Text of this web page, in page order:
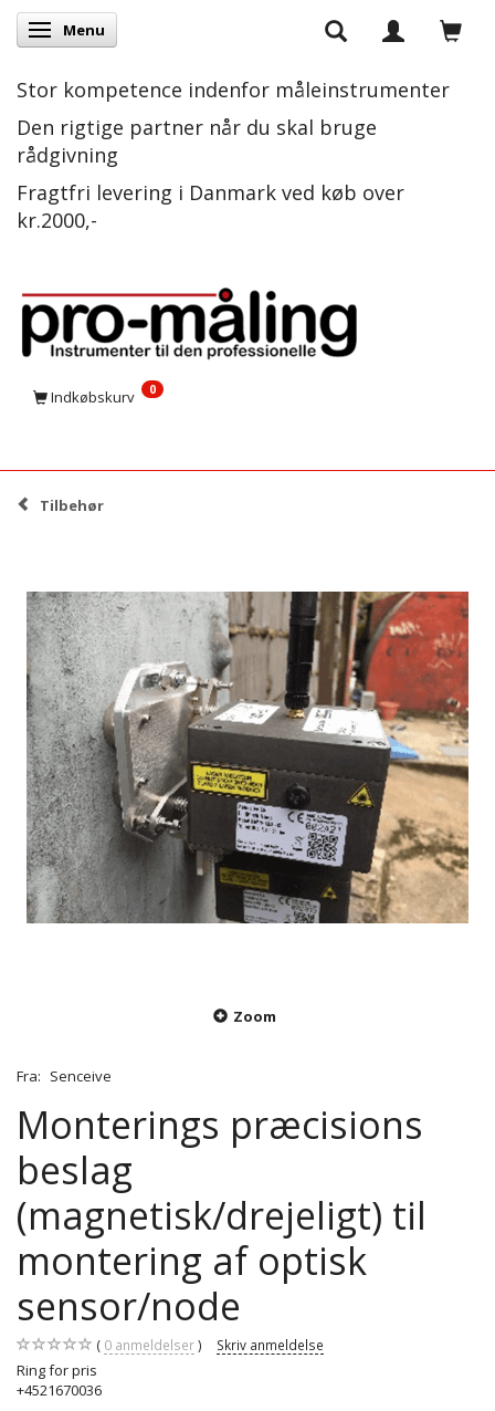
Skifte navigation
Menu
Stor kompetence indenfor måleinstrumenter
Den rigtige partner når du skal bruge
rådgivning
Fragtfri levering i Danmark ved køb over
kr.2000,-
Indkøbskurv 0
Tilbehør
Zoom
Fra: Senceive
Monterings præcisions
beslag
(magnetisk/drejeligt) til
montering af optisk
sensor/node
0 anmeldelser Skriv anmeldelse
Ring for pris
+4521670036